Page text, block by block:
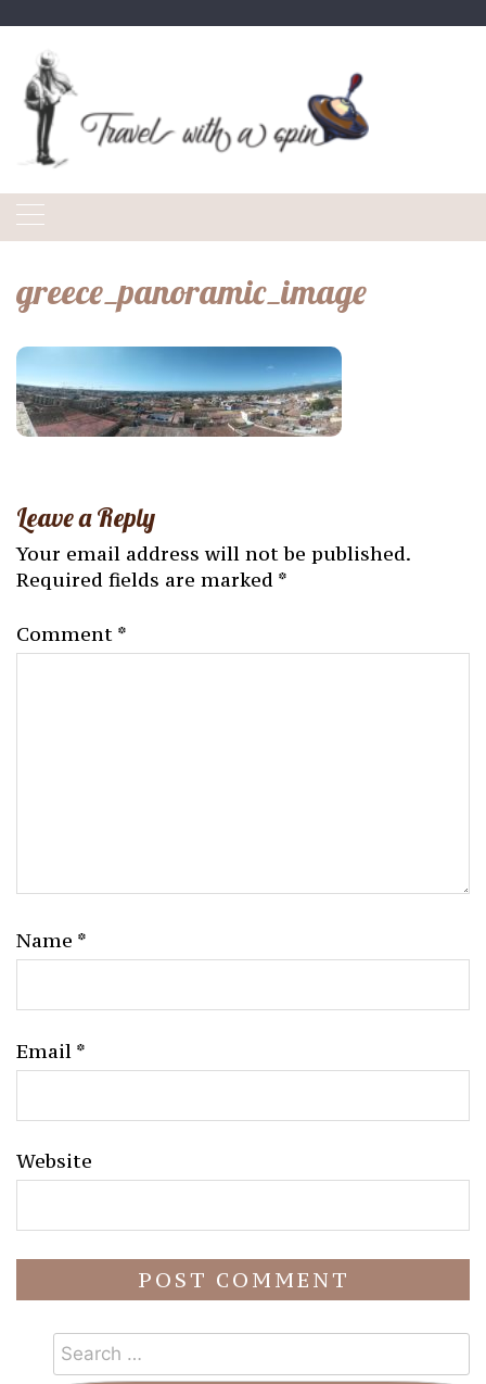
content
greece_panoramic_image
Leave a Reply
Your email address will not be published.
Required fields are marked *
Comment *
Name *
Email *
Website
Search
for: